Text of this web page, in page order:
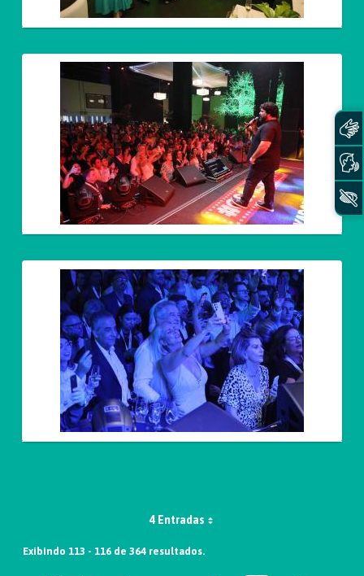
4 Entradas
Exibindo 113 - 116 de 364 resultados.